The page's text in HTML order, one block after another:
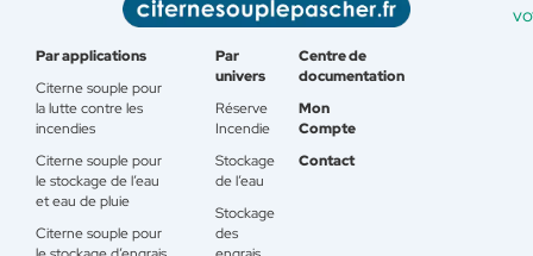
Par applications
Citerne souple pour
la lutte contre les
incendies
Citerne souple pour
le stockage de l’eau
et eau de pluie
Citerne souple pour
Par
univers
Réserve
Incendie
Stockage
de l’eau
Stockage
des
Centre de
documentation
Mon
Compte
Contact